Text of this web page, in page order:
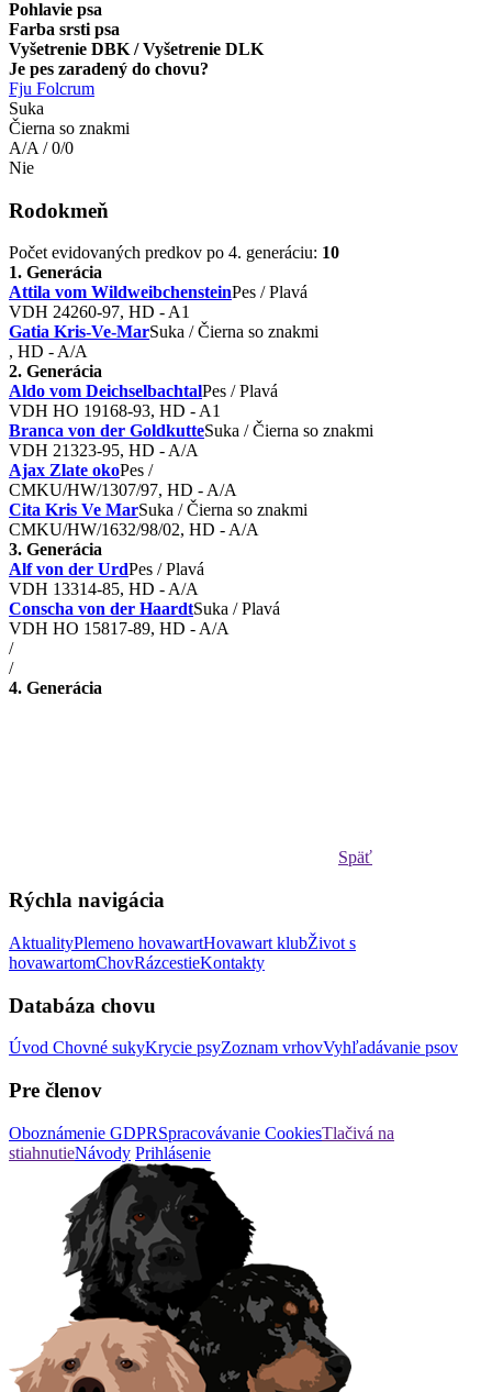
Pohlavie psa
Farba srsti psa
Vyšetrenie DBK / Vyšetrenie DLK
Je pes zaradený do chovu?
Fju Folcrum
Suka
Čierna so znakmi
A/A / 0/0
Nie
Rodokmeň
Počet evidovaných predkov po 4. generáciu: 10
1. Generácia
Attila vom WildweibchensteinPes / Plavá
VDH 24260-97, HD - A1
Gatia Kris-Ve-MarSuka / Čierna so znakmi
, HD - A/A
2. Generácia
Aldo vom DeichselbachtalPes / Plavá
VDH HO 19168-93, HD - A1
Branca von der GoldkutteSuka / Čierna so znakmi
VDH 21323-95, HD - A/A
Ajax Zlate okoPes /
CMKU/HW/1307/97, HD - A/A
Cita Kris Ve MarSuka / Čierna so znakmi
CMKU/HW/1632/98/02, HD - A/A
3. Generácia
Alf von der UrdPes / Plavá
VDH 13314-85, HD - A/A
Conscha von der HaardtSuka / Plavá
VDH HO 15817-89, HD - A/A
/
/
4. Generácia
Späť
Rýchla navigácia
AktualityPlemeno hovawartHovawart klubŽivot s
hovawartomChovRázcestieKontakty
Databáza chovu
Úvod Chovné sukyKrycie psyZoznam vrhovVyhľadávanie psov
Pre členov
Oboznámenie GDPRSpracovávanie CookiesTlačivá na
stiahnutieNávody Prihlásenie